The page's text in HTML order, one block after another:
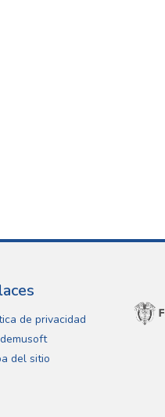
de privacidad
del sitio